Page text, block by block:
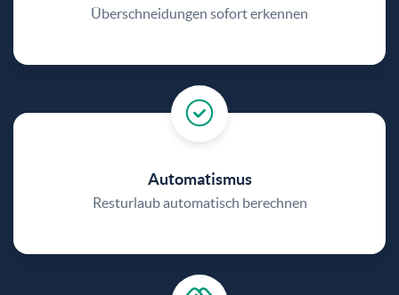
Überschneidungen sofort erkennen
Automatismus
Resturlaub automatisch berechnen